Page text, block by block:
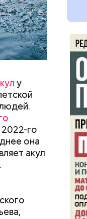
у
го
она
акул